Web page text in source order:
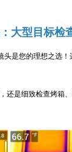
大型目标检
是您的理想之选！
是细致检查烤箱